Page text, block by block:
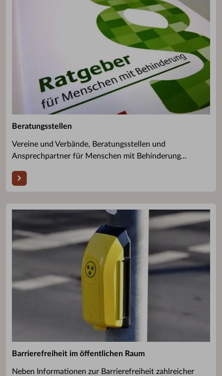
Beratungsstellen
Vereine und Verbände, Beratungsstellen und
Ansprechpartner für Menschen mit Behinderung...
Barrierefreiheit im öffentlichen Raum
Neben Informationen zur Barrierefreiheit zahlreicher